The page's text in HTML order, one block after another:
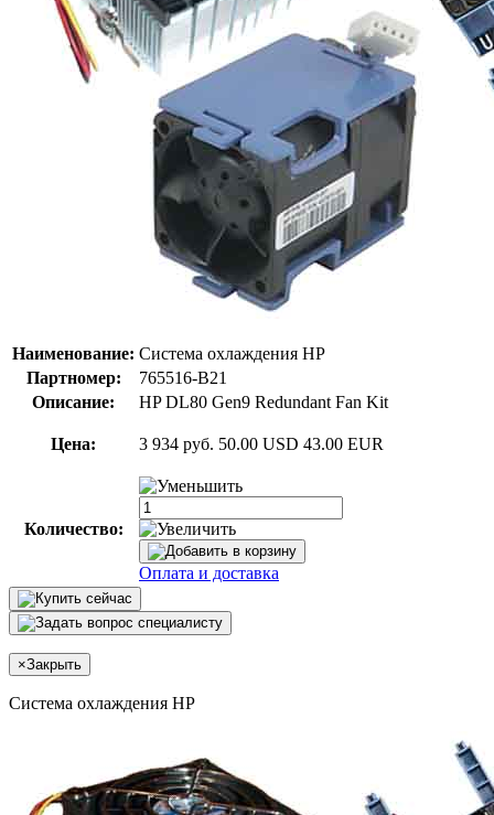
Наименование: Система охлаждения HP
Партномер:
765516-B21
Описание:
HP DL80 Gen9 Redundant Fan Kit
Цена: 3 934 руб. 50.00 USD 43.00 EUR
Количество:
Оплата и доставка
×Закрыть
Система охлаждения HP